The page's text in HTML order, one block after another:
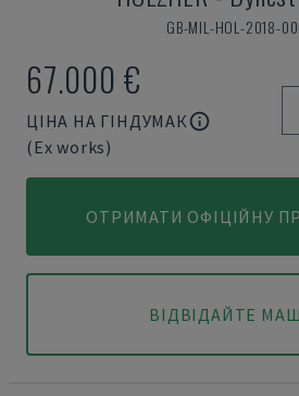
GB-MIL-HOL-2018-
67.000 €
ЦІНА НА ГІНДУМАК
(Ex works)
ОТРИМАТИ ОФІЦІЙНУ
ВІДВІДАЙТЕ